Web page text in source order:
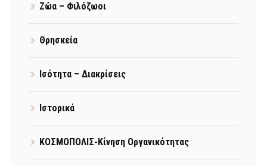
Ζώα – Φιλόζωοι
Θρησκεία
Ισότητα – Διακρίσεις
Ιστορικά
ΚΟΣΜΟΠΟΛΙΣ-Κίνηση Οργανικότητας